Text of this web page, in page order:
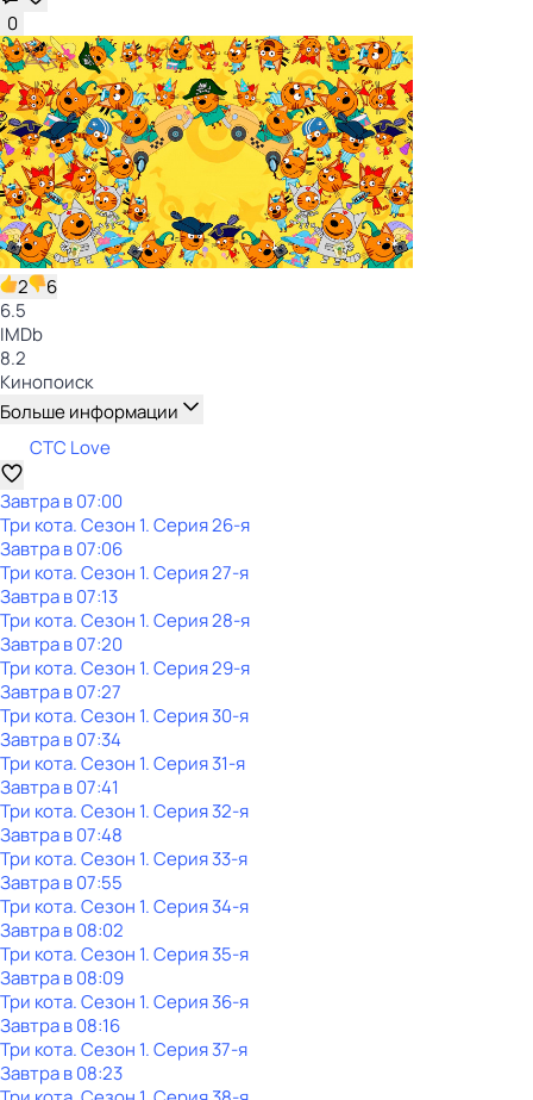
0
2
6
6.5
IMDb
8.2
Кинопоиск
Больше информации
СТС Love
Завтра в 07:00
Три кота. Сезон 1. Серия 26-я
Завтра в 07:06
Три кота. Сезон 1. Серия 27-я
Завтра в 07:13
Три кота. Сезон 1. Серия 28-я
Завтра в 07:20
Три кота. Сезон 1. Серия 29-я
Завтра в 07:27
Три кота. Сезон 1. Серия 30-я
Завтра в 07:34
Три кота. Сезон 1. Серия 31-я
Завтра в 07:41
Три кота. Сезон 1. Серия 32-я
Завтра в 07:48
Три кота. Сезон 1. Серия 33-я
Завтра в 07:55
Три кота. Сезон 1. Серия 34-я
Завтра в 08:02
Три кота. Сезон 1. Серия 35-я
Завтра в 08:09
Три кота. Сезон 1. Серия 36-я
Завтра в 08:16
Три кота. Сезон 1. Серия 37-я
Завтра в 08:23